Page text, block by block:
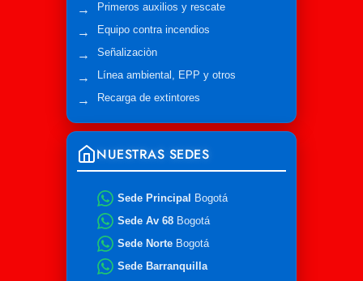
Primeros auxilios y rescate
Equipo contra incendios
Señalizaciòn
Línea ambiental, EPP y otros
Recarga de extintores
NUESTRAS SEDES
Sede Principal Bogotá
Sede Av 68 Bogotá
Sede Norte Bogotá
Sede Barranquilla